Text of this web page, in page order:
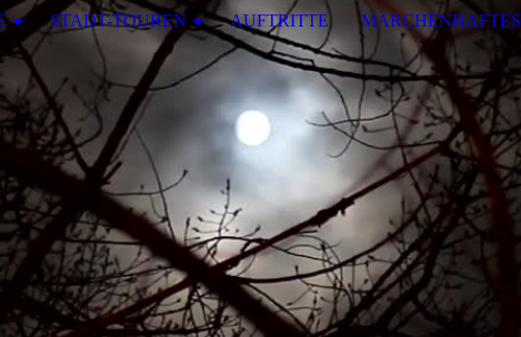
STADT-TOUREN AUFTRITTE MÄRCHENHAFTES